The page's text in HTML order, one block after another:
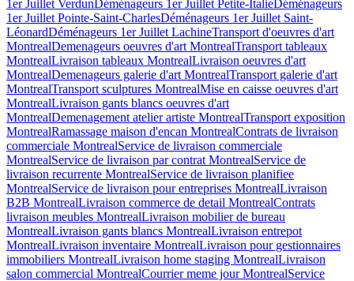
1er Juillet VerdunDéménageurs 1er Juillet Petite-ItalieDéménageurs
1er Juillet Pointe-Saint-CharlesDéménageurs 1er Juillet Saint-
LéonardDéménageurs 1er Juillet LachineTransport d'oeuvres d'art
MontrealDemenageurs oeuvres d'art MontrealTransport tableaux
MontrealLivraison tableaux MontrealLivraison oeuvres d'art
MontrealDemenageurs galerie d'art MontrealTransport galerie d'art
MontrealTransport sculptures MontrealMise en caisse oeuvres d'art
MontrealLivraison gants blancs oeuvres d'art
MontrealDemenagement atelier artiste MontrealTransport exposition
MontrealRamassage maison d'encan MontrealContrats de livraison
commerciale MontrealService de livraison commerciale
MontrealService de livraison par contrat MontrealService de
livraison recurrente MontrealService de livraison planifiee
MontrealService de livraison pour entreprises MontrealLivraison
B2B MontrealLivraison commerce de detail MontrealContrats
livraison meubles MontrealLivraison mobilier de bureau
MontrealLivraison gants blancs MontrealLivraison entrepot
MontrealLivraison inventaire MontrealLivraison pour gestionnaires
immobiliers MontrealLivraison home staging MontrealLivraison
salon commercial MontrealCourrier meme jour MontrealService